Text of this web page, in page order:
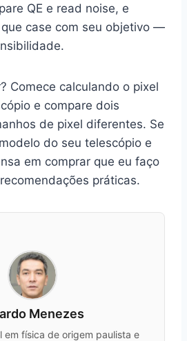
QE e read noise, e
case com seu objetivo —
Comece calculando o pixel
e compare dois
de pixel diferentes. Se
do seu telescópio e
em comprar que eu faço
práticas.
Menezes
em física de origem paulista e